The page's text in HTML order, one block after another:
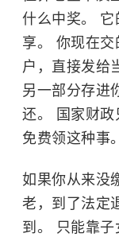
什么中奖。
享。 你现在
户，直接发给
另一部分存进
还。 国家财
免费领这种事。
如果你从来没
老，到了法定
到。 只能靠子